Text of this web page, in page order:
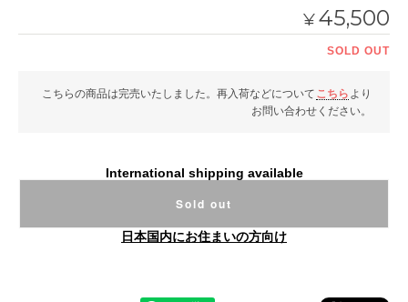
¥45,500
SOLD OUT
こちらの商品は完売いたしました。再入荷などについて こちら より
お問い合わせください。
International shipping available
Sold out
日本国内にお住まいの方向け